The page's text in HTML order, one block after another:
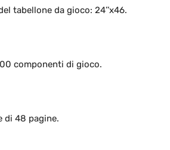
tabellone da gioco: 24’’x46.
componenti di gioco.
di 48 pagine.